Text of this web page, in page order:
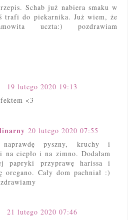
Schab już nabiera smaku w
trafi do piekarnika. Już wiem, że
uczta:) pozdrawiam
19 lutego 2020 19:13
<3
20 lutego 2020 07:55
pyszny, kruchy i
na ciepło i na zimno. Dodałam
papryki przyprawę harissa i
oregano. Cały dom pachniał :)
21 lutego 2020 07:46